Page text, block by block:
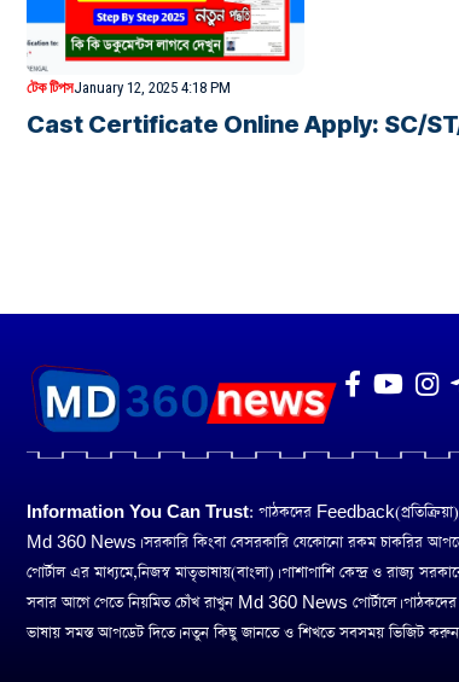
টেক টিপসJanuary 12, 2025 4:18 PM
Cast Certificate Online Apply: SC/ST/OBC
Information You Can Trust: পাঠকদের Feedback(প্রতিক্রিয়া)
Md 360 News। সরকারি কিংবা বেসরকারি যেকোনো রকম চাকরির
পোর্টাল এর মাধ্যমে,নিজস্ব মাতৃভাষায়(বাংলা)। পাশাপাশি কেন্দ্র ও রাজ্য
সবার আগে পেতে নিয়মিত চোঁখ রাখুন Md 360 News পোর্টালে।
ভাষায় সমস্ত আপডেট দিতে। নতুন কিছু জানতে ও শিখতে সবসময় ভিজিট